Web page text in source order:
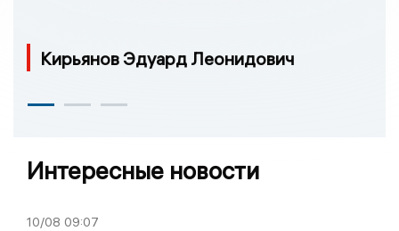
Кирьянов Эдуард Леонидович
Интересные новости
10/08 09:07